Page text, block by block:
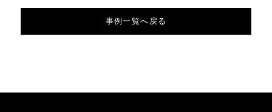
o
o 事例一覧へ戻る